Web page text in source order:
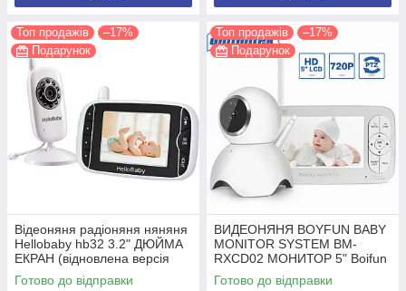
Топ продажів
–17%
Подарунок
Відеоняня радіоняня няняня
Hellobaby hb32 3.2" ДЮЙМА
ЕКРАН (відновлена версія
2026 року)
Готово до відправки
Топ продажів
–17%
Подарунок
ВИДЕОНЯНЯ BOYFUN BABY
MONITOR SYSTEM BM-
RXCD02 МОНИТОР 5" Boifun
Готово до відправки